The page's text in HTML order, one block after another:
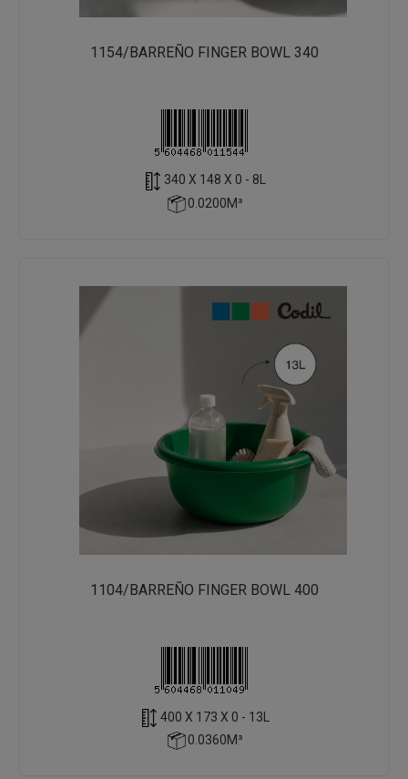
1154/BARREÑO FINGER BOWL 340
340 X 148 X 0 - 8L
0.0200M³
1104/BARREÑO FINGER BOWL 400
400 X 173 X 0 - 13L
0.0360M³